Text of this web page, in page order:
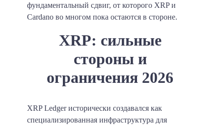
фундаментальный сдвиг, от которого XRP и
Cardano во многом пока остаются в стороне.
XRP: сильные
стороны и
ограничения 2026
XRP Ledger исторически создавался как
специализированная инфраструктура для